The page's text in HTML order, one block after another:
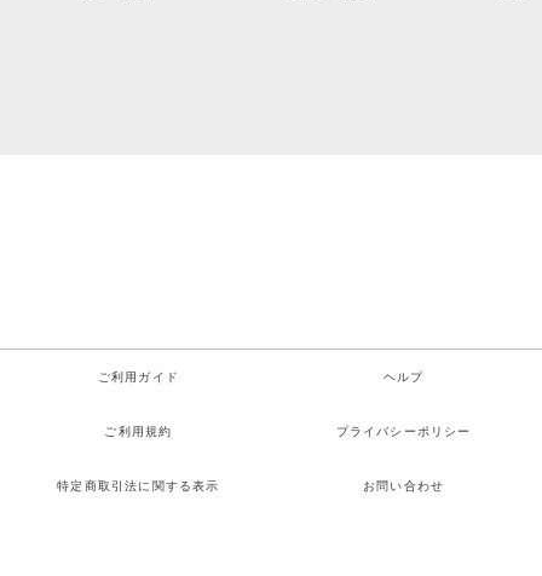
ご利用ガイド ヘルプ
ご利用規約 プライバシーポリシー
特定商取引法に関する表示 お問い合わせ